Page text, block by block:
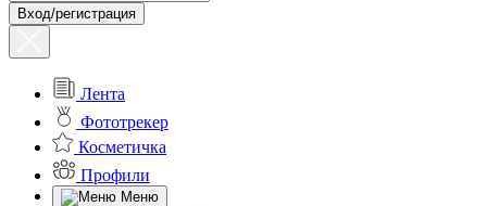
Вход/регистрация
Лента
Фототрекер
Косметичка
Профили
Меню